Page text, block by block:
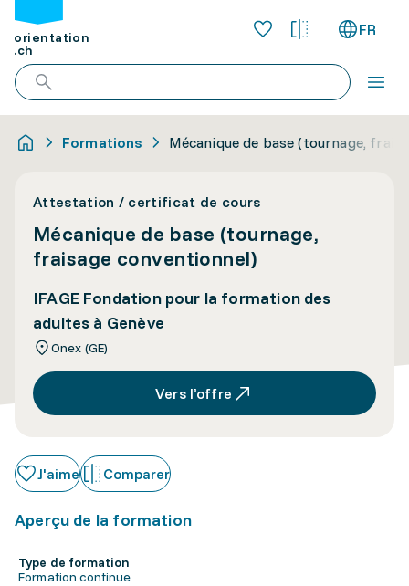
orientation
.ch
FR
Formations Mécanique de base (tournage,
Attestation / certificat de cours
Mécanique de base (tournage,
fraisage conventionnel)
IFAGE Fondation pour la formation des
adultes à Genève
Onex (GE)
Vers l’offre
J'aime Comparer
Aperçu de la formation
Type de formation
Formation continue